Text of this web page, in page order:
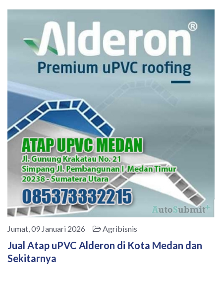
Jumat, 09 Januari 2026 Agribisnis
Jual Atap uPVC Alderon di Kota Medan dan
Sekitarnya